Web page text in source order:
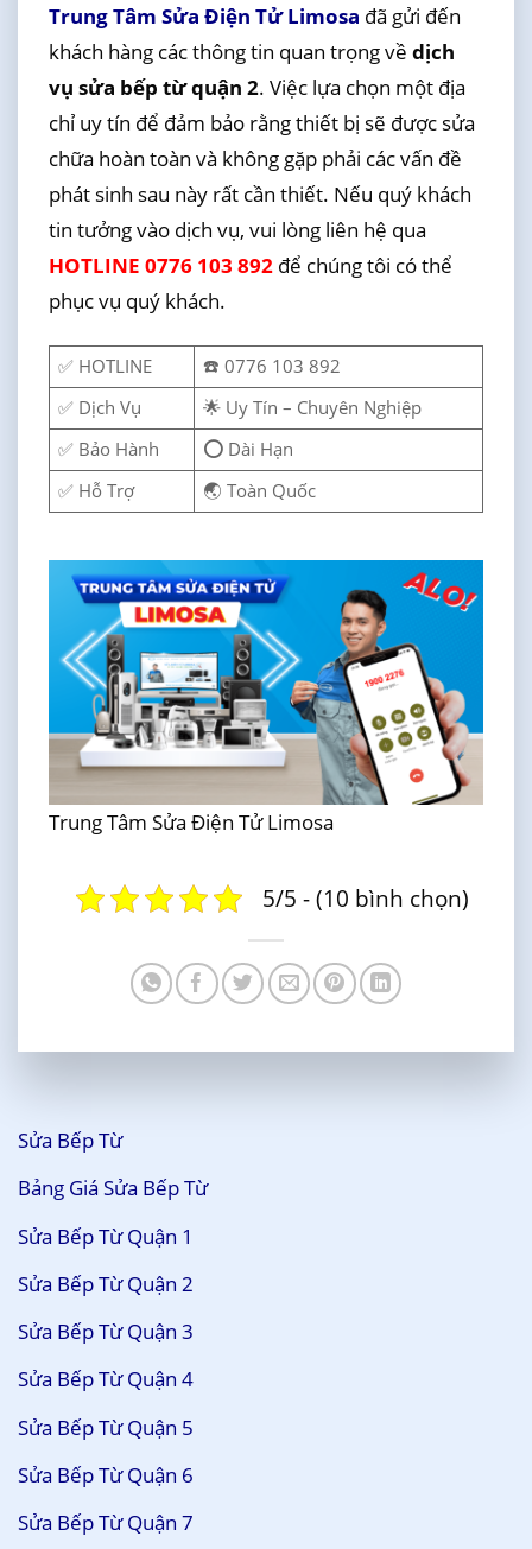
Trung Tâm Sửa Điện Tử Limosa đã gửi đến
khách hàng các thông tin quan trọng về dịch
vụ sửa bếp từ quận 2. Việc lựa chọn một địa
chỉ uy tín để đảm bảo rằng thiết bị sẽ được sửa
chữa hoàn toàn và không gặp phải các vấn đề
phát sinh sau này rất cần thiết. Nếu quý khách
tin tưởng vào dịch vụ, vui lòng liên hệ qua
HOTLINE 0776 103 892để chúng tôi có thể
phục vụ quý khách.
✅ HOTLINE
☎️ 0776 103 892
✅ Dịch Vụ
🌟 Uy Tín – Chuyên Nghiệp
✅ Bảo Hành
⭕ Dài Hạn
✅ Hỗ Trợ
🌏 Toàn Quốc
Trung Tâm Sửa Điện Tử Limosa
5/5 - (10 bình chọn)
Sửa Bếp Từ
Bảng Giá Sửa Bếp Từ
Sửa Bếp Từ Quận 1
Sửa Bếp Từ Quận 2
Sửa Bếp Từ Quận 3
Sửa Bếp Từ Quận 4
Sửa Bếp Từ Quận 5
Sửa Bếp Từ Quận 6
Sửa Bếp Từ Quận 7